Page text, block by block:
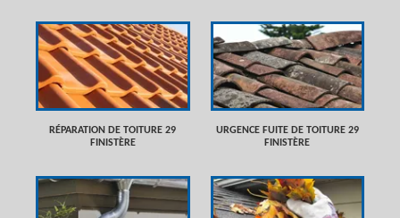
RÉPARATION DE TOITURE 29
FINISTÈRE
URGENCE FUITE DE TOITURE 29
FINISTÈRE